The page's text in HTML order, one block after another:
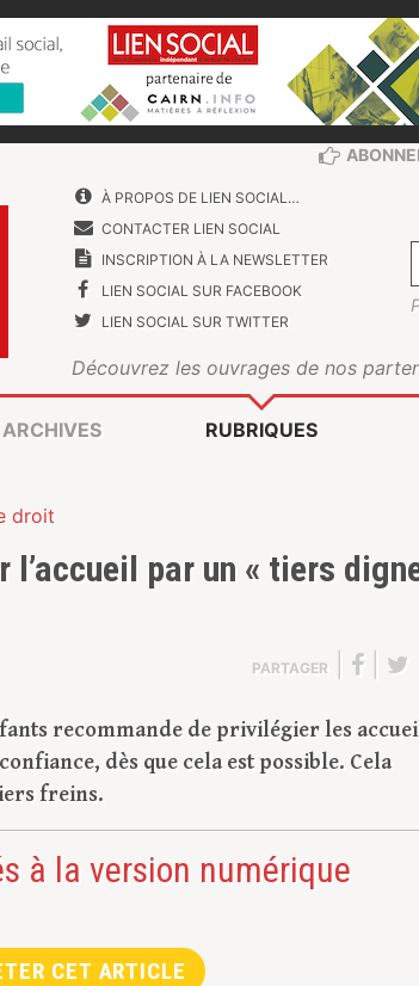
À PROPOS DE LIEN SOCIAL…
CONTACTER LIEN SOCIAL
INSCRIPTION À LA NEWSLETTER
LIEN SOCIAL SUR FACEBOOK
LIEN SOCIAL SUR TWITTER
Découvrez les ouvrages de nos
ARCHIVES RUBRIQUES
droit
l’accueil par un « tiers
PARTAGER
recommande de privilégier les
dès que cela est possible. Cela
freins.
à la version numérique
CET ARTICLE